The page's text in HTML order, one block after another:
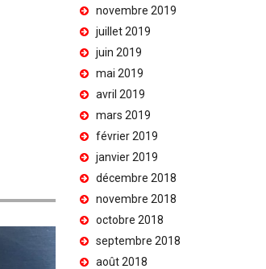
novembre 2019
juillet 2019
juin 2019
mai 2019
avril 2019
mars 2019
février 2019
janvier 2019
décembre 2018
novembre 2018
octobre 2018
septembre 2018
août 2018